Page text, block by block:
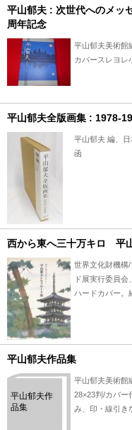
平山郁夫 : 次世代へのメッ
周年記念
平山郁夫美術館
カバースレヨレ
平山郁夫全版画集 : 1978-
平山郁夫 編、
函
西から東へ三十万キロ
世界文化財機
ド展実行委員会
ハードカバー。
平山郁夫作品集
平山郁夫作
品集
平山郁夫美術館
28×23判/カバー
み、印・線引き